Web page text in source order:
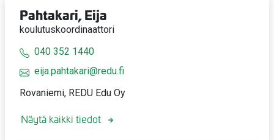
Pahtakari, Eija
koulutuskoordinaattori
040 352 1440
eija.pahtakari@redu.fi
Rovaniemi, REDU Edu Oy
Näytä kaikki tiedot